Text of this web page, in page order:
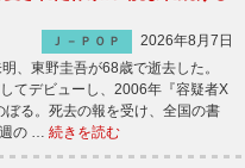
Ｊ－ＰＯＰ
2026年8月7日
、東野圭吾が68歳で逝去した。
てデビューし、2006年『容疑者X
る。死去の報を受け、全国の書
の … 続きを読む